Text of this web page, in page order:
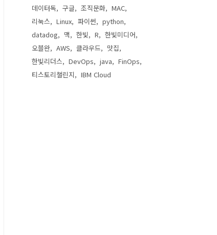
데이터독
구글 조직문화
MAC
리눅스
Linux 파이썬
python
datadog
맥 한빛 R
한빛미디어
오블완
AWS 클라우드
맛집
한빛리더스
DevOps java
FinOps
티스토리챌린지
IBM Cloud